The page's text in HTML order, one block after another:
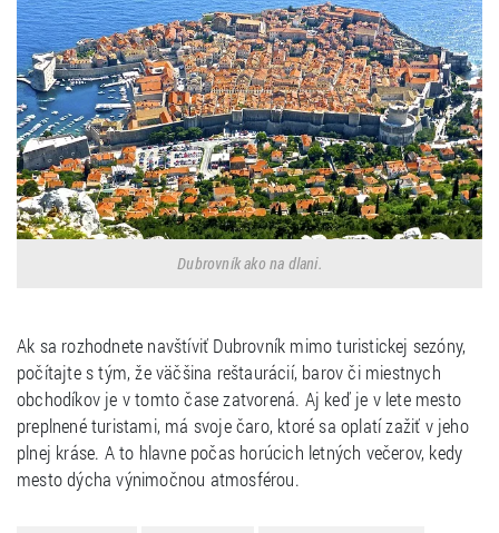
Dubrovník ako na dlani.
Ak sa rozhodnete navštíviť Dubrovník mimo turistickej sezóny,
počítajte s tým, že väčšina reštaurácií, barov či miestnych
obchodíkov je v tomto čase zatvorená. Aj keď je v lete mesto
preplnené turistami, má svoje čaro, ktoré sa oplatí zažiť v jeho
plnej kráse. A to hlavne počas horúcich letných večerov, kedy
mesto dýcha výnimočnou atmosférou.